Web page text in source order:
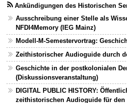
Ankündigungen des Historischen
Ausschreibung einer Stelle als
NFDI4Memory (IEG Mainz)
Modell-M-Semestervortrag:
Zeithistorischer Audioguide durch
Geschichte in der postkolonialen
(Diskussionsveranstaltung)
DIGITAL PUBLIC HISTORY:
zeithistorischen Audioguide für den